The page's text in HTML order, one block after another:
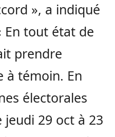
», a indiqué
En tout état de
prendre
à témoin. En
électorales
29 oct à 23